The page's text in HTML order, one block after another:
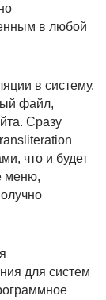
в любой
в систему.
файл,
Сразу
что и будет
меню,
для систем